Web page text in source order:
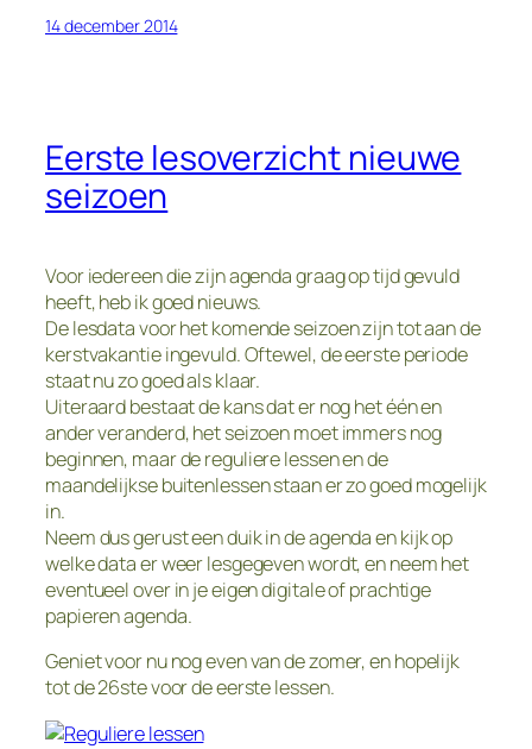
14 december 2014
Eerste lesoverzicht nieuwe
seizoen
Voor iedereen die zijn agenda graag op tijd gevuld
heeft, heb ik goed nieuws.
De lesdata voor het komende seizoen zijn tot aan de
kerstvakantie ingevuld. Oftewel, de eerste periode
staat nu zo goed als klaar.
Uiteraard bestaat de kans dat er nog het één en
ander veranderd, het seizoen moet immers nog
beginnen, maar de reguliere lessen en de
maandelijkse buitenlessen staan er zo goed mogelijk
in.
Neem dus gerust een duik in de agenda en kijk op
welke data er weer lesgegeven wordt, en neem het
eventueel over in je eigen digitale of prachtige
papieren agenda.
Geniet voor nu nog even van de zomer, en hopelijk
tot de 26ste voor de eerste lessen.